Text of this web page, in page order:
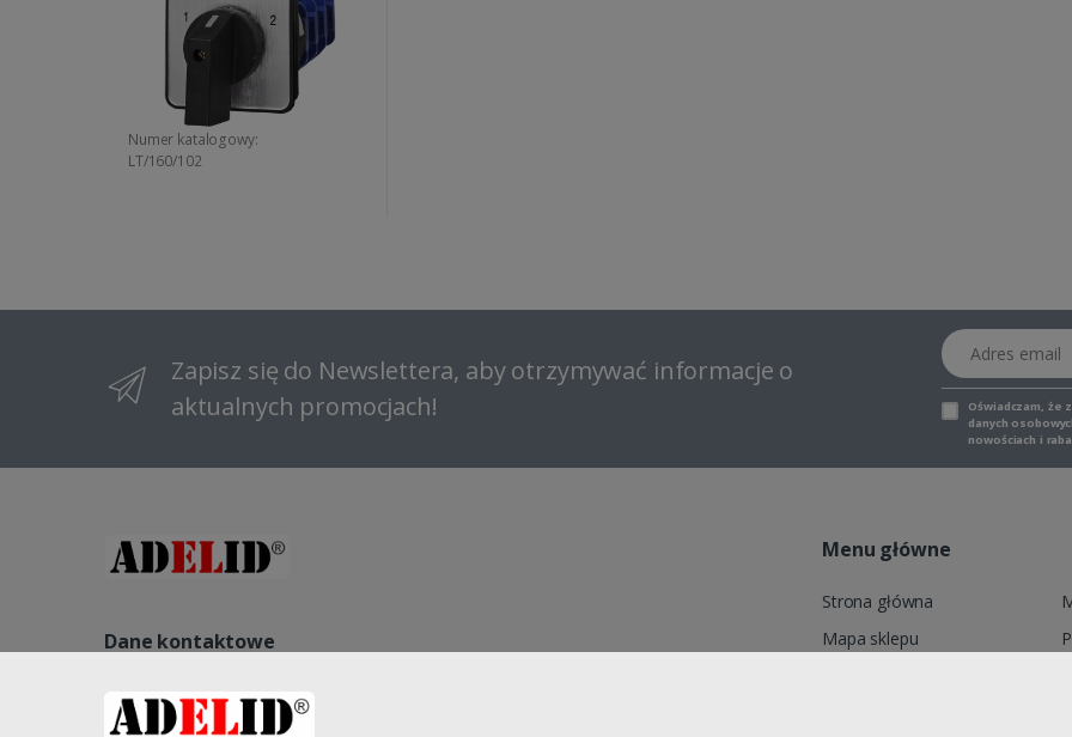
Numer katalogowy:
LT/160/102
Zapisz się do Newslettera, aby otrzymywać informacje o
aktualnych promocjach!
Adres email
Oświadczam, że
danych
nowościach i
Dane kontaktowe
Kopernika 27, 58-260 Bielawa, Polska
Menu główne
Strona główna
Mapa sklepu